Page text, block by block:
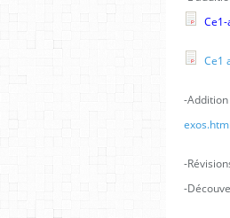
Ce1
-
exos.html
-
-